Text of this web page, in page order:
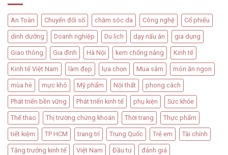
An Toàn Chuyển đổi số chăm sóc da Công nghệ Cổ phiếu
dinh dưỡng Doanh nghiệp Du lịch dạy nấu ăn gia dụng
Giao thông Gia đình Hà Nội kem chống nắng Kinh tế
Kinh tế Việt Nam làm đẹp lựa chọn Mua sắm món ăn ngon
mùa hè mực khô Mỹ phẩm Nội thất phong cách
Phát triển bền vững Phát triển kinh tế phụ kiện Sức khỏe
Thể thao Thị trường chứng khoán Thời trang Thực phẩm
tiết kiệm TP HCM trang trí Trung Quốc Trẻ em Tài chính
Tăng trưởng kinh tế Việt Nam Đầu tư đánh giá